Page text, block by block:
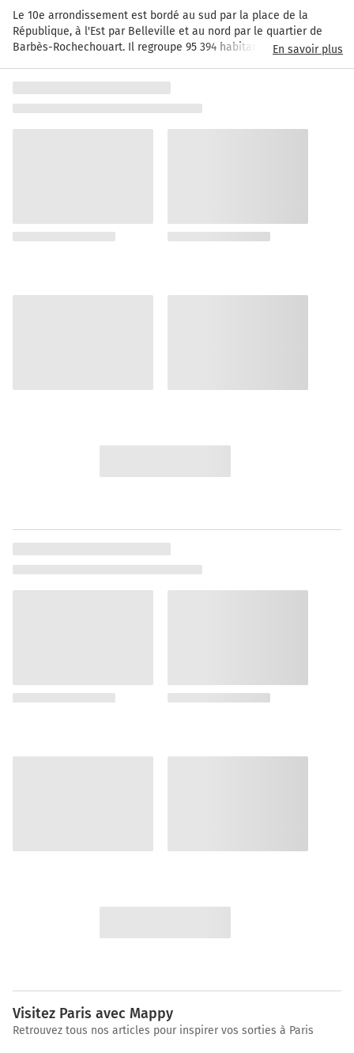
Le 10e arrondissement est bordé au sud par la place de la
République, à l'Est par Belleville et au nord par le quartier de
Barbès-Rochechouart. Il regroupe 95 394 habitants. Cet
de l'Est, construite en 1849 qui dessert la partie orientale du
pays ainsi que l'Allemagne et le Luxembourg, et la garde du
Nord, qui date de 1846 et qui dessert la partie  septentrionale de
l'hexagone, ainsi que la Belgique. Haut-lieu des soirées
Éphémère. Parmi les curiosités de cet arrondissement, la maison
culturelle et l'animation interlope de la rue du faubourg Saint-
En savoir plus
Visitez Paris avec Mappy
Retrouvez tous nos articles pour inspirer vos sorties à Paris
8 min